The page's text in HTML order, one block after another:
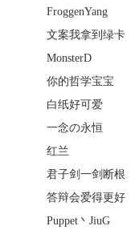
FroggenYang
文案我拿到绿卡
MonsterD
你的哲学宝宝
白纸好可爱
一念の永恒
红兰
君子剑一剑断根
答辩会爱得更好
Puppet丶JiuG